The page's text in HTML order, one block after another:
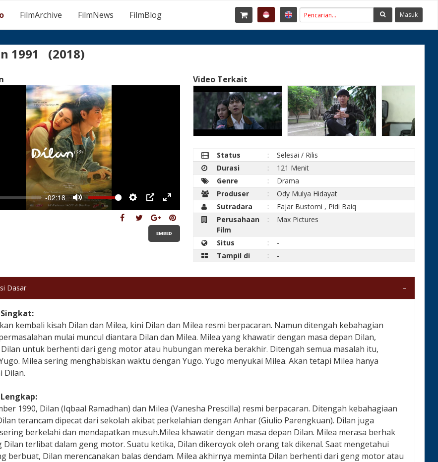
FilmArchive FilmNews FilmBlog Masuk
1991 (2018)
-02:18
Mute Settings
PIP Enter
fullscreen
EMBED
Video Terkait
Status :
Selesai / Rilis
Durasi
:
121 Menit
Genre
:
Drama
Produser
:
Ody Mulya Hidayat
Sutradara
: Fajar Bustomi , Pidi Baiq
Perusahaan
Film
: Max Pictures
Situs :
-
Tampil di
: -
Dasar
kembali kisah Dilan dan Milea, kini Dilan dan Milea resmi berpacaran. Namun ditengah kebahagian
mulai muncul diantara Dilan dan Milea. Milea yang khawatir dengan masa depan Dilan,
untuk berhenti dari geng motor atau hubungan mereka berakhir. Ditengah semua masalah itu,
Milea sering menghabiskan waktu dengan Yugo. Yugo menyukai Milea. Akan tetapi Milea hanya
Dilan.
1990, Dilan (Iqbaal Ramadhan) dan Milea (Vanesha Prescilla) resmi berpacaran. Ditengah kebahagiaan
terancam dipecat dari sekolah akibat perkelahian dengan Anhar (Giulio Parengkuan). Dilan juga
berkelahi dan mendapatkan musuh.Milea khawatir dengan masa depan Dilan. Milea merasa berhak
Dilan terlibat dalam geng motor. Suatu ketika, Dilan dikeroyok oleh orang tak dikenal. Saat mengetahui
berbuat, Dilan merencanakan balas dendam. Milea akhirnya meminta Dilan berhenti dari geng motor atau